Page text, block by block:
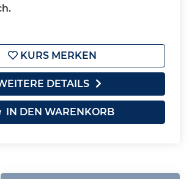
KURS MERKEN
DETAILS
IN DEN WARENKORB